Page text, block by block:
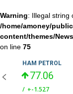
Warning: Illegal string
/home/amoney/
content/themes/
on line 75
HAM PETROL
77.06
/ +-1.527